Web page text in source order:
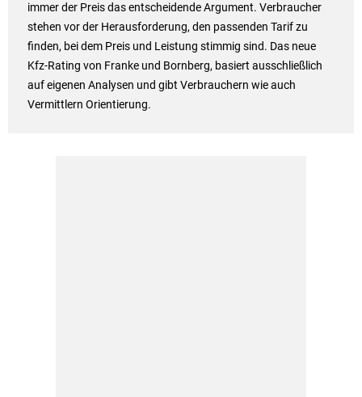
immer der Preis das entscheidende Argument. Verbraucher
stehen vor der Herausforderung, den passenden Tarif zu
finden, bei dem Preis und Leistung stimmig sind. Das neue
Kfz-Rating von Franke und Bornberg, basiert ausschließlich
auf eigenen Analysen und gibt Verbrauchern wie auch
Vermittlern Orientierung.